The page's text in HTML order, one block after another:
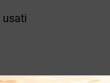
usati